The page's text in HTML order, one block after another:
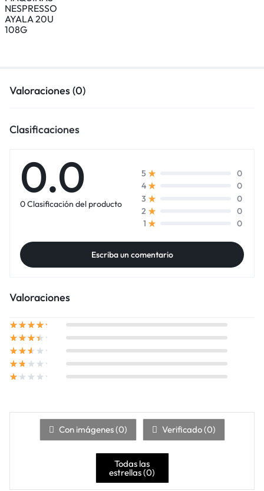
Valoraciones (0)
Clasificaciones
0.0
0 Clasificación del producto
5
0
4
0
3
0
2
0
1
0
Escriba un comentario
Valoraciones
Con imágenes (0) Verificado (0)
Todas las
estrellas (0)